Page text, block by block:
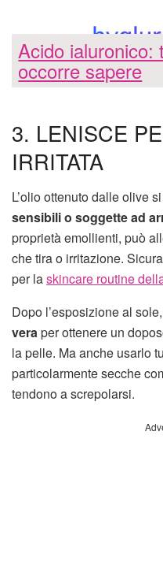
Acido ialuronico:
occorre sapere
3. LENISCE
IRRITATA
L’olio ottenuto dalle olive
sensibili o soggette ad
proprietà emollienti, può
che tira o irritazione.
per laskincare routine
Dopo l’esposizione al
veraper ottenere un
la pelle. Ma anche usarlo
particolarmente secche
tendono a screpolarsi.